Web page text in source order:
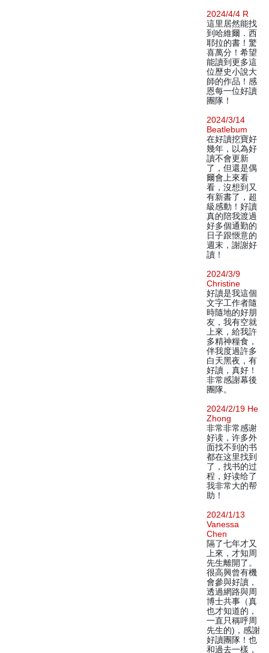
2024/4/4 R
這里居然能找
到哈維爾．西
耶拉的書！驚
喜萬分！希望
能讀到更多這
位歷史小說大
師的作品！感
恩每一位好讀
團隊！
2024/3/14
Beatlebum
在好讀挖寶好
幾年，以為好
讀不會更新
了，但還是偶
爾會上來看
看，沒想到又
有新書了，超
級感動！好讀
真的陪我渡過
好多個通勤的
日子跟愜意的
週末，謝謝好
讀！
2024/3/9
Christine
好讀是我這個
文字工作者隨
時隨地的好朋
友，我有空就
上來，給我許
多精神糧食，
伴我度過許多
白天黑夜，有
好讀，真好！
非常感謝幕後
團隊。
2024/2/19 He
Zhong
非常非常感谢
好读，许多外
面找不到的书
都在这里找到
了，找书的过
程，好读给了
我非常大的帮
助！
2024/1/13
Vanessa
Chen
隔了七年才又
上來，才知周
先生離開了。
很高興曾有機
會參與好讀，
透過網路與周
博士共事（真
也才知道的，
一直只稱呼周
先生的)，感謝
好讀團隊！也
和過去一樣，